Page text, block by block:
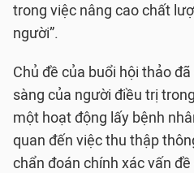
trong việc nâng cao chất
người”.
Chủ đề của buổi hội thảo
sàng của người điều trị
một hoạt động lấy bệnh
quan đến việc thu thập
chẩn đoán chính xác vấn